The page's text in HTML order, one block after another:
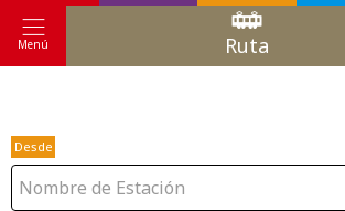
Menú Ruta
Desde